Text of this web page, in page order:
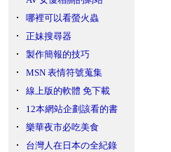
哪裡可以看螢火蟲
正妹搜尋器
製作簡報的技巧
MSN 表情符號蒐集
線上版的軟體 免下載
12本網站企劃該看的書
樂華夜市必吃美食
台灣人在日本の全紀錄